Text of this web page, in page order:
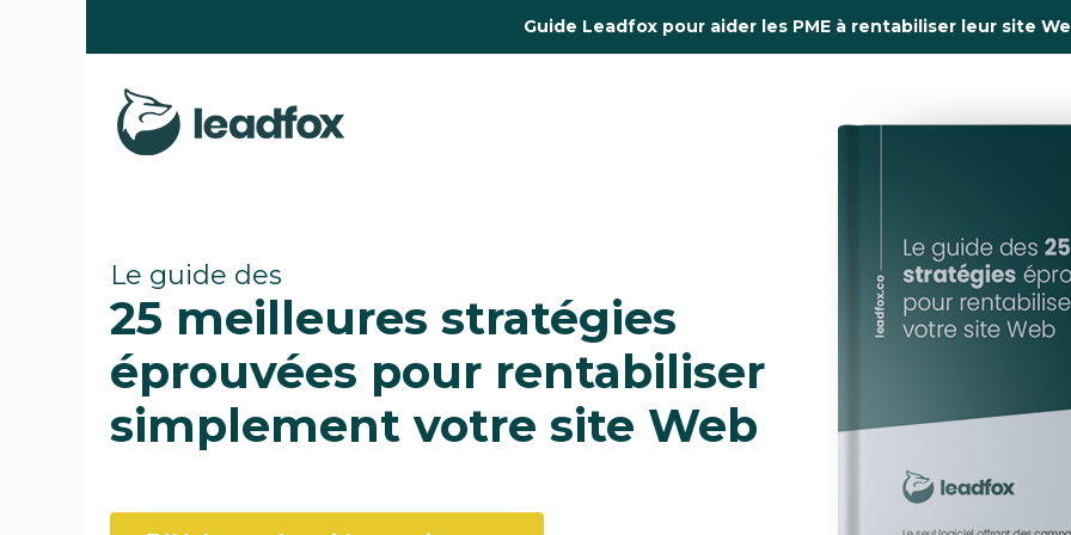
Guide Leadfox pour aider les PME à rentabiliser leur site
Le guide des
25 meilleures stratégies
éprouvées pour rentabiliser
simplement votre site Web